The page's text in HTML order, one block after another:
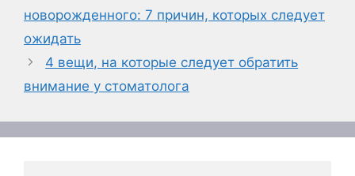
новорожденного: 7 причин, которых следует
ожидать
4 вещи, на которые следует обратить
внимание у стоматолога